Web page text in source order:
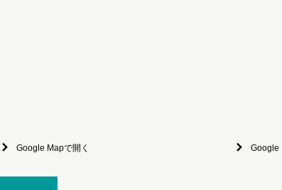
Google Mapで開く Google